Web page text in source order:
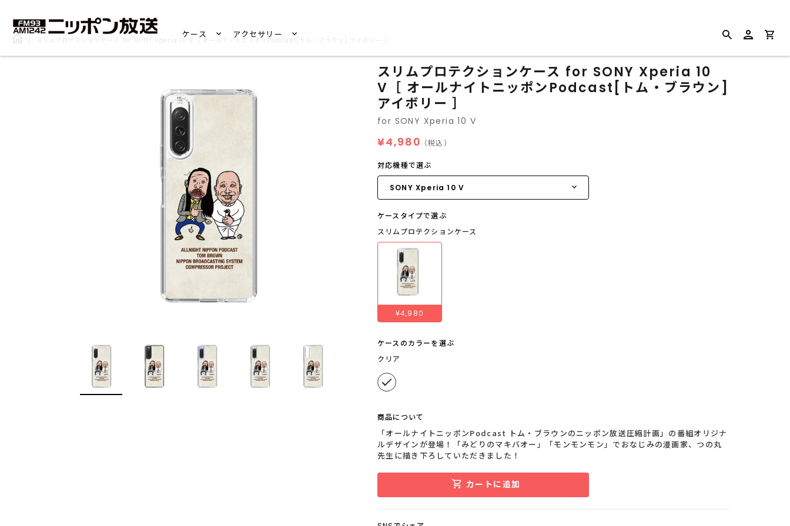
ケース アクセサリー
スリムプロテクションケース for SONY Xperia 10 V［ オールナイトニッポンPodcast[トム・ブラウン] アイボリー ］
スリムプロテクションケース for SONY Xperia 10
V［ オールナイトニッポンPodcast[トム・ブラウン]
アイボリー ］
for SONY Xperia 10 V
¥4,980 （税込）
対応機種で選ぶ
ケースタイプで選ぶ
スリムプロテクションケース
¥4,980
ケースのカラーを選ぶ
クリア
商品について
「オールナイトニッポンPodcast トム・ブラウンのニッポン放送圧縮計画」の番組オリジナ
ルデザインが登場！「みどりのマキバオー」「モンモンモン」でおなじみの漫画家、つの丸
先生に描き下ろしていただきました！
カートに追加